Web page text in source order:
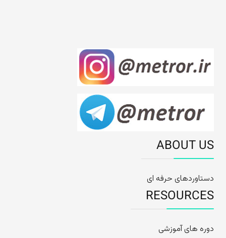
ABOUT US
دستاوردهای حرفه ای
RESOURCES
دوره های آموزشی